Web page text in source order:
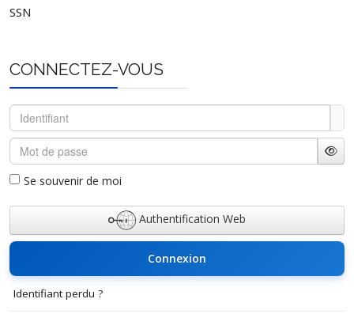
SSN
CONNECTEZ-VOUS
Identifiant
Mot de passe
Se souvenir de moi
Authentification Web
Connexion
Identifiant perdu ?